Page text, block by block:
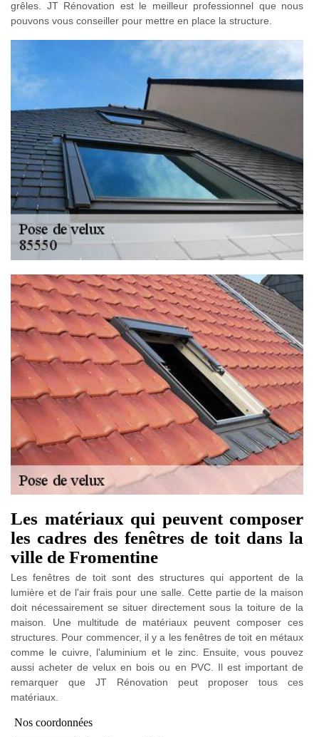
grêles. JT Rénovation est le meilleur professionnel que nous
pouvons vous conseiller pour mettre en place la structure.
Les matériaux qui peuvent composer
les cadres des fenêtres de toit dans la
ville de Fromentine
Les fenêtres de toit sont des structures qui apportent de la
lumière et de l'air frais pour une salle. Cette partie de la maison
doit nécessairement se situer directement sous la toiture de la
maison. Une multitude de matériaux peuvent composer ces
structures. Pour commencer, il y a les fenêtres de toit en métaux
comme le cuivre, l'aluminium et le zinc. Ensuite, vous pouvez
aussi acheter de velux en bois ou en PVC. Il est important de
remarquer que JT Rénovation peut proposer tous ces
matériaux.
Nos coordonnées